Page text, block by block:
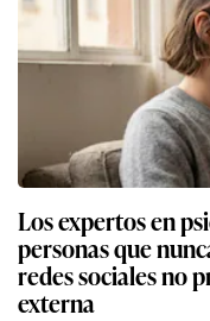
Los expertos en
personas que
redes sociales no
externa